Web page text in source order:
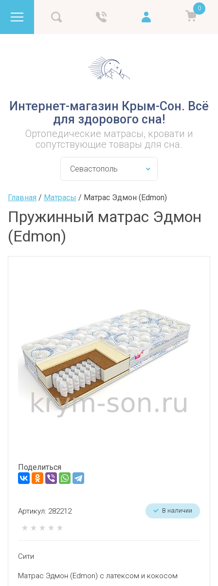
0
Интернет-магазин Крым-Сон. Всё
для здорового сна!
Ортопедические матрасы, кровати и
сопутствующие товары для сна.
Главная / Матрасы / Матрас Эдмон (Edmon)
Пружинный матрас Эдмон
(Edmon)
Поделиться
Артикул: 282212 В наличии
Сити
Матрас Эдмон (Edmon) с латексом и кокосом